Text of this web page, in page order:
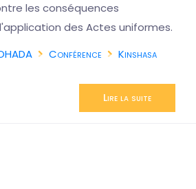
les conséquences
des Actes uniformes.
Conférence
Kinshasa
Lire la suite